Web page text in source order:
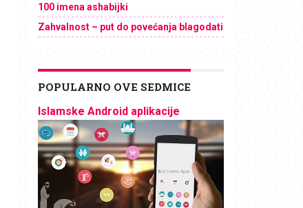
100 imena ashabijki
Zahvalnost – put do povećanja blagodati
POPULARNO OVE SEDMICE
Islamske Android aplikacije